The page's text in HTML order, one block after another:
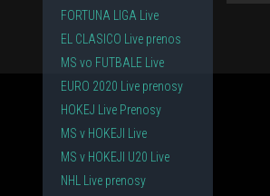
FORTUNA LIGA Live
EL CLASICO Live prenos
MS vo FUTBALE Live
EURO 2020 Live prenosy
HOKEJ Live Prenosy
MS v HOKEJI Live
MS v HOKEJI U20 Live
NHL Live prenosy